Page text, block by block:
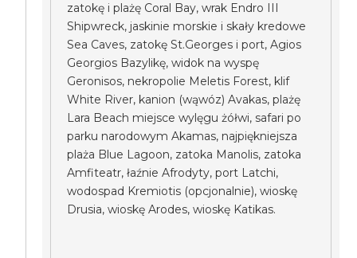
zatokę i plażę Coral Bay, wrak Endro III
Shipwreck, jaskinie morskie i skały kredowe
Sea Caves, zatokę St.Georges i port, Agios
Georgios Bazylikę, widok na wyspę
Geronisos, nekropolie Meletis Forest, klif
White River, kanion (wąwóz) Avakas, plażę
Lara Beach miejsce wylęgu żółwi, safari po
parku narodowym Akamas, najpiękniejsza
plaża Blue Lagoon, zatoka Manolis, zatoka
Amfiteatr, łaźnie Afrodyty, port Latchi,
wodospad Kremiotis (opcjonalnie), wioskę
Drusia, wioskę Arodes, wioskę Katikas.